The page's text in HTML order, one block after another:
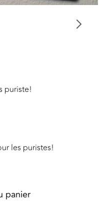
puriste!
les puristes!
panier